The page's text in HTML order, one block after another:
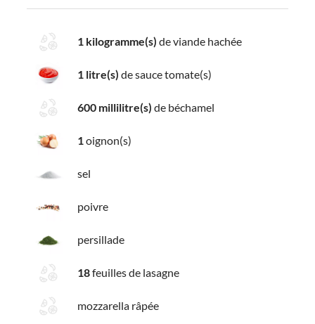
1 kilogramme(s) de viande hachée
1 litre(s) de sauce tomate(s)
600 millilitre(s) de béchamel
1oignon(s)
sel
poivre
persillade
18feuilles de lasagne
mozzarella râpée